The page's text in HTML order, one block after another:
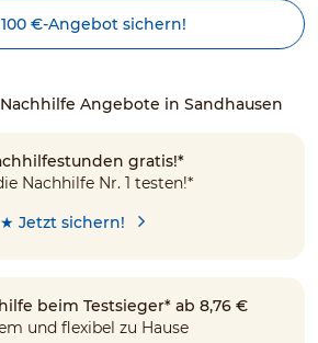
€-Angebot sichern!
Angebote in Sandhausen
gratis!*
Nachhilfe Nr. 1 testen!*
★ Jetzt sichern!
beim Testsieger* ab 8,76 €
und flexibel zu Hause